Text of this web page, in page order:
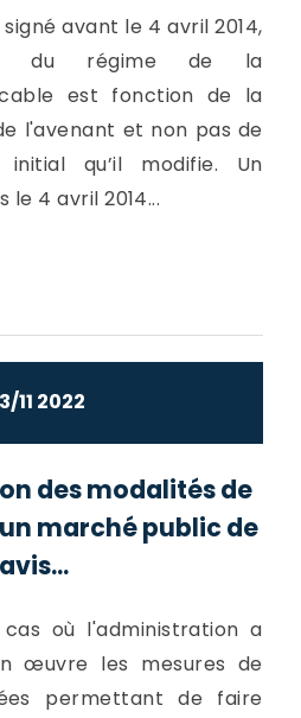
avant le 4 avril 2014,
du régime de la
est fonction de la
l'avenant et non pas de
qu’il modifie. Un
4 avril 2014...
11 2022
des modalités de
marché public de
cas où l'administration a
œuvre les mesures de
permettant de faire